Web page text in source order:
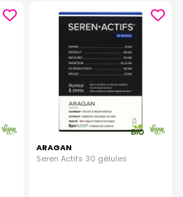
ARAGAN
Seren Actifs 30 gélules